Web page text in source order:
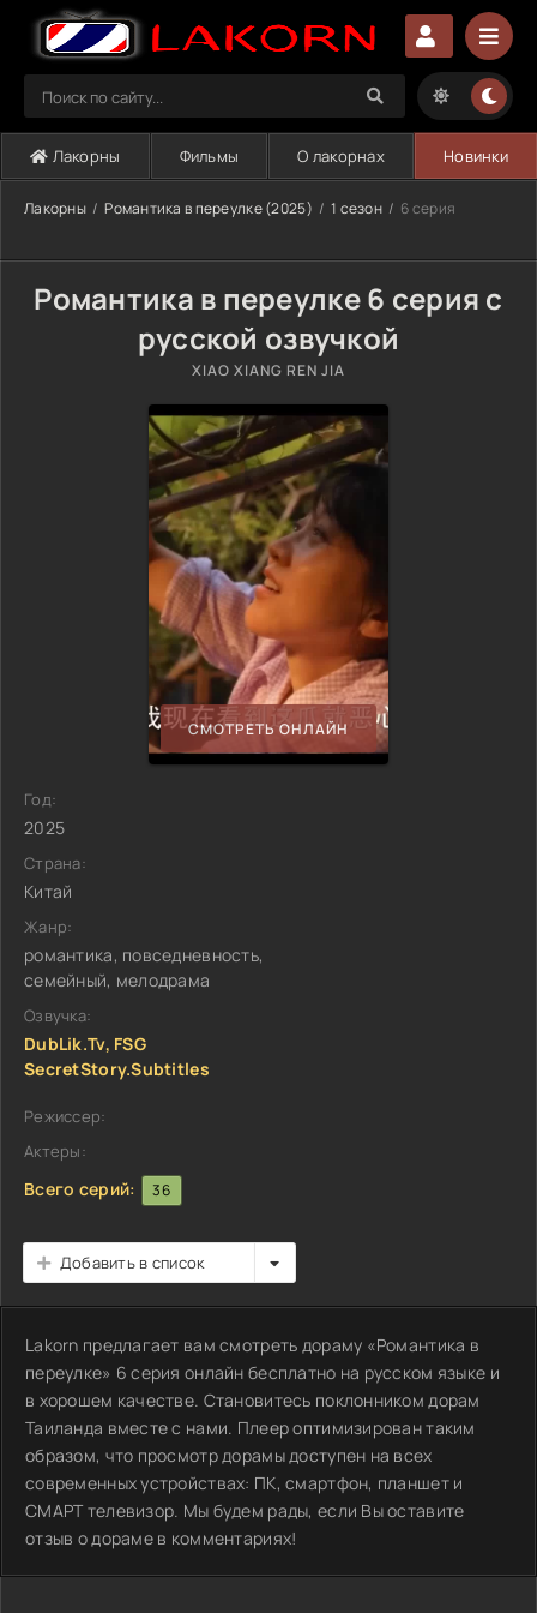
Лакорны Фильмы О лакорнах Новинки
Лакорны Романтика в переулке (2025) 1 сезон 6 серия
Романтика в переулке 6 серия с
русской озвучкой
XIAO XIANG REN JIA
СМОТРЕТЬ ОНЛАЙН
Год:
2025
Страна:
Китай
Жанр:
романтика, повседневность,
семейный, мелодрама
Озвучка:
DubLik.Tv, FSG
SecretStory.Subtitles
Режиссер:
Актеры:
Всего серий: 36
Добавить в список
Lakorn предлагает вам смотреть дораму «Романтика в
переулке» 6 серия онлайн бесплатно на русском языке и
в хорошем качестве. Становитесь поклонником дорам
Таиланда вместе с нами. Плеер оптимизирован таким
образом, что просмотр дорамы доступен на всех
современных устройствах: ПК, смартфон, планшет и
СМАРТ телевизор. Мы будем рады, если Вы оставите
отзыв о дораме в комментариях!